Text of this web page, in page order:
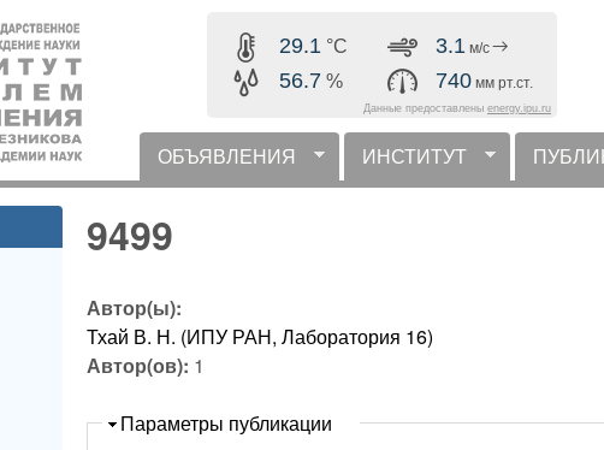
содержанию
29.1 °C
56.7 %
3.1 м/с
740 мм рт.ст.
Данные предоставлены energy.ipu.ru
горизонтальное меню
ОБЪЯВЛЕНИЯ ИНСТИТУТ
9499
Автор(ы):
Тхай В. Н. (ИПУ РАН, Лаборатория 16)
Автор(ов): 1
Скрыть
Параметры публикации